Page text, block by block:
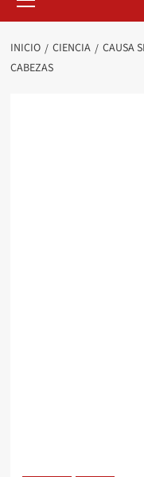
INICIO CIENCIA
CAUSA
CABEZAS